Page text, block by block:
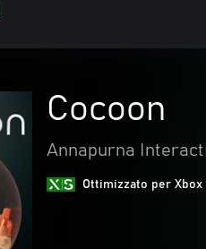
Cocoon
Annapurna
Ottimizzato per Xbox